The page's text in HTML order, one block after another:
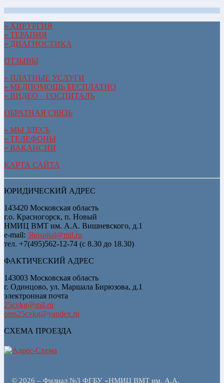
» ХИРУРГИЯ
» ТЕРАПИЯ
» ДИАГНОСТИКА
ОТЗЫВЫ
» ПЛАТНЫЕ УСЛУГИ
» МЕДПОМОЩЬ БЕСПЛАТНО
» ВИДЕО__ГОСПИТАЛЬ
ОБРАТНАЯ СВЯЗЬ
» МЫ ЗДЕСЬ
» ТЕЛЕФОНЫ
» ВАКАНСИИ
КАРТА САЙТА
ЮРИДИЧЕСКИЙ АДРЕС
143420 Московская область
г.о. Красногорск, п. Новый
НМИЦ ВМТ им. А.А. Вишневского, д.1
e-mail: 3hospital@mil.ru
тел. +7(495)562-12-74 (с 8.30 до 18.30)
ФАКТИЧЕСКИЙ АДРЕС
143003 Московская область
г. Одинцово, ул. Маршала Бирюзова, д.1
электронная почта
25cvkg@mil.ru
oms25cvkg@yandex.ru
СХЕМА ПРОЕЗДА
© 2026 – Филиал №3 ФГБУ «НМИЦ ВМТ им. А.А.